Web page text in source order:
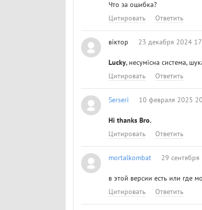
Что за ошибка?
Цитировать
Ответить
віктор 23 декабря 2024
Lucky, несумісна система,
Цитировать
Ответить
Serseri 10 февраля 2025
Hi thanks Bro.
Цитировать
Ответить
mortalkombat 29
в этой версии есть или где
Цитировать
Ответить